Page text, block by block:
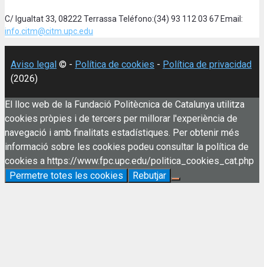
C/ Igualtat 33, 08222 Terrassa Teléfono:(34) 93 112 03 67 Email:
info.citm@citm.upc.edu
Aviso legal © - Política de cookies - Política de privacidad
(2026)
El lloc web de la Fundació Politècnica de Catalunya utilitza
cookies pròpies i de tercers per millorar l'experiència de
navegació i amb finalitats estadístiques. Per obtenir més
informació sobre les cookies podeu consultar la política de
cookies a https://www.fpc.upc.edu/politica_cookies_cat.php
Permetre totes les cookies
Rebutjar